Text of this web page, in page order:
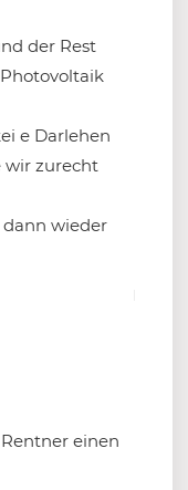
der Rest
e Darlehen
wir zurecht
dann wieder
einen